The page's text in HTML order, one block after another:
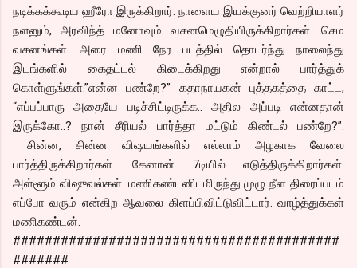
நடிக்கக்கூடிய ஹீரோ இருக்கிறார். நாளைய இயக்குனர் வெற்றியாளர்
நளனும், அரவிந்த் மனோவும் வசனமெழுதியிருக்கிறார்கள். செம
வசனங்கள். அரை மணி நேர படத்தில் தொடர்ந்து நாலைந்து
இடங்களில் கைதட்டல் கிடைக்கிறது என்றால் பார்த்துக்
கொள்ளுங்கள்.”என்ன பண்றே?” கதாநாயகன் புத்தகத்தை காட்ட,
“எப்பப்பாரு அதையே படிச்சிட்டிருக்க.. அதில அப்படி என்னதான்
இருக்கோ..? நான் சீரியல் பார்த்தா மட்டும் கிண்டல் பண்றே?”.
சின்ன, சின்ன விஷயங்களில் எல்லாம் அழகாக வேலை
பார்த்திருக்கிறார்கள். கேனான் 7டியில் எடுத்திருக்கிறார்கள்.
அள்ளூம் விஷுவல்கள். மணிகண்டனிடமிருந்து முழு நீள திரைப்படம்
எப்போ வரும் என்கிற ஆவலை கிளப்பிவிட்டுவிட்டார். வாழ்த்துக்கள்
மணிகண்டன்.
#########################################
#######